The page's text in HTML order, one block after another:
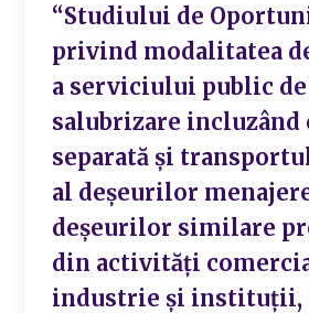
“Studiului de
privind modalitatea
a serviciului public de
salubrizare incluzând
separată și
al deșeurilor
deșeurilor similare
din activități
industrie și instituții,